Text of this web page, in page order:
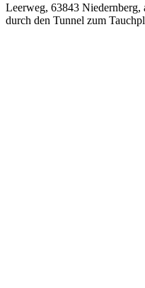
Leerweg, 63843 Niedernberg,
durch den Tunnel zum